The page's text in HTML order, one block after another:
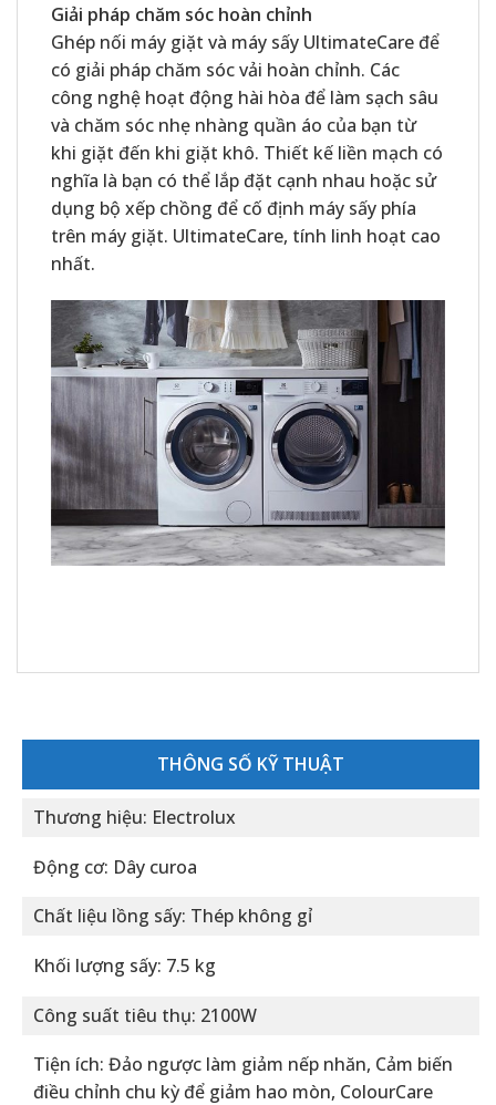
Giải pháp chăm sóc hoàn chỉnh
Ghép nối máy giặt và máy sấy UltimateCare để
có giải pháp chăm sóc vải hoàn chỉnh. Các
công nghệ hoạt động hài hòa để làm sạch sâu
và chăm sóc nhẹ nhàng quần áo của bạn từ
khi giặt đến khi giặt khô. Thiết kế liền mạch có
nghĩa là bạn có thể lắp đặt cạnh nhau hoặc sử
dụng bộ xếp chồng để cố định máy sấy phía
trên máy giặt. UltimateCare, tính linh hoạt cao
nhất.
THÔNG SỐ KỸ THUẬT
Thương hiệu: Electrolux
Động cơ: Dây curoa
Chất liệu lồng sấy: Thép không gỉ
Khối lượng sấy: 7.5 kg
Công suất tiêu thụ: 2100W
Tiện ích: Đảo ngược làm giảm nếp nhăn, Cảm biến
điều chỉnh chu kỳ để giảm hao mòn, ColourCare